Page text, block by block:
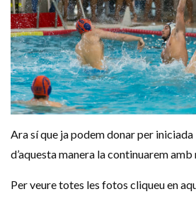
Ara sí que ja podem donar per
d’aquesta manera la continuarem
Per veure totes les fotos cliqueu en